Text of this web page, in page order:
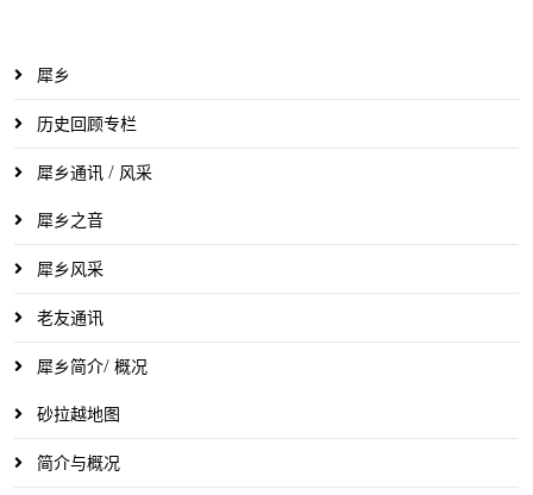
犀乡
历史回顾专栏
犀乡通讯 / 风采
犀乡之音
犀乡风采
老友通讯
犀乡简介/ 概况
砂拉越地图
简介与概况